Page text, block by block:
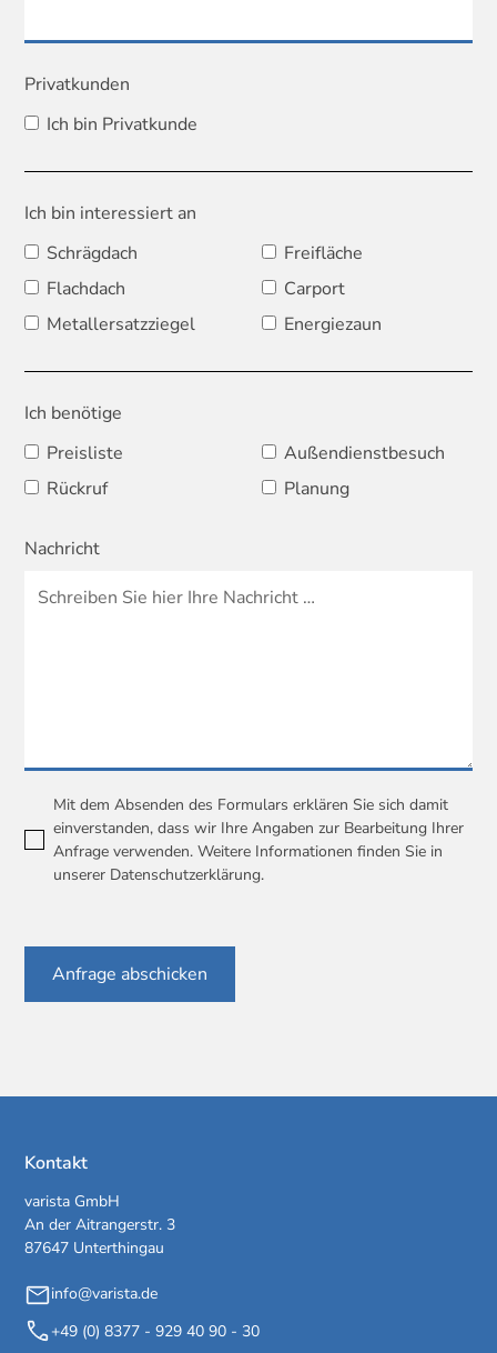
Privatkunden
Ich bin Privatkunde
Ich bin interessiert an
Schrägdach
Freifläche
Flachdach
Carport
Metallersatzziegel
Energiezaun
Ich benötige
Preisliste
Außendienstbesuch
Rückruf
Planung
Nachricht
Mit dem Absenden des Formulars erklären Sie sich damit
einverstanden, dass wir Ihre Angaben zur Bearbeitung Ihrer
Anfrage verwenden. Weitere Informationen finden Sie in
unserer Datenschutzerklärung.
Kontakt
varista GmbH
An der Aitrangerstr. 3
87647 Unterthingau
info@varista.de
+49 (0) 8377 - 929 40 90 - 30